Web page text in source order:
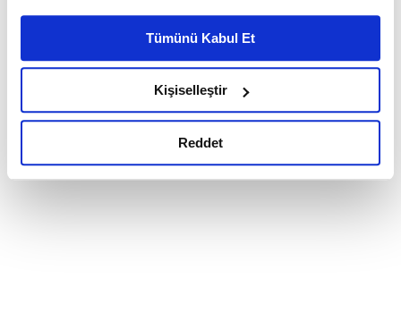
Ayarlar butonuna tıklayabilir,Çerez Bilgilendirme
Metnimizi ziyaret edebilirsiniz.
6698 sayılı Kişisel Verilerin Korunması Kanunu uyarınca
okumak ve sitemizi ziyaretiniz kapsamında
gerçekleştirilen veri işleme faaliyetleri ile ilgili daha
detaylı bilgi almak için lütfentıklayınız.
Tümünü Kabul Et
Kişiselleştir
Reddet